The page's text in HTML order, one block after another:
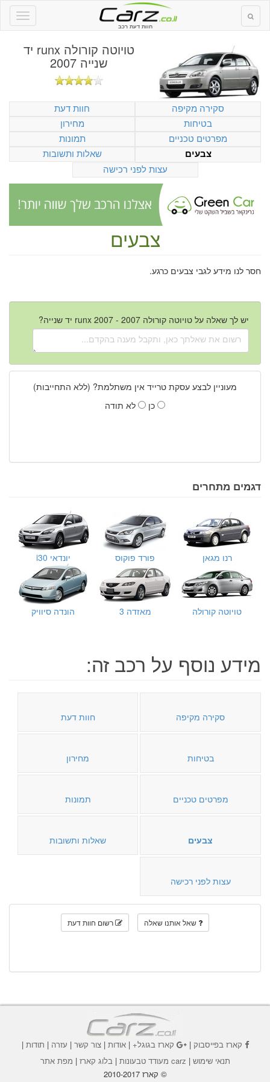
חוות דעת רכב
טויוטה קורולה runx יד
שנייה 2007
סקירה מקיפה
חוות דעת
בטיחות
מחירון
מפרטים טכניים
תמונות
צבעים
שאלות ותשובות
עצות לפני רכישה
צבעים
חסר לנו מידע לגבי צבעים כרגע.
יש לך שאלה על טויוטה קורולה runx 2007 - 2007 יד שנייה?
מעוניין לבצע עסקת טרייד אין משתלמת? (ללא התחייבות)
כן
לא תודה
דגמים מתחרים
רנו מגאן פורד פוקוס יונדאי i30
טויוטה קורולה מאזדה 3 הונדה סיוויק
מידע נוסף על רכב זה:
סקירה מקיפה חוות דעת
בטיחות מחירון
מפרטים טכניים תמונות
צבעים שאלות ותשובות
עצות לפני רכישה
שאל אותנו שאלה רשום חוות דעת
קארז בפייסבוק| קארז בגוגל+|אודות |צור קשר | עזרה | תודות |
תנאי שימוש | carz מעודד טבעונות | בלוג קארז | מפת אתר
© קארז 2010-2017